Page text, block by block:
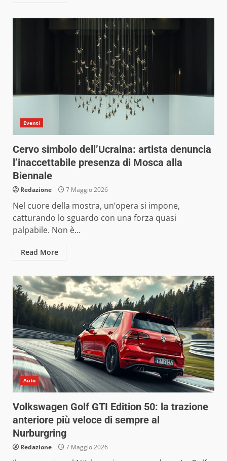
Eventi
Cervo simbolo dell’Ucraina: artista denuncia
l’inaccettabile presenza di Mosca alla
Biennale
Redazione 7 Maggio 2026
Nel cuore della mostra, un’opera si impone,
catturando lo sguardo con una forza quasi
palpabile. Non è...
Read More
Auto
Volkswagen Golf GTI Edition 50: la trazione
anteriore più veloce di sempre al
Nurburgring
Redazione 7 Maggio 2026